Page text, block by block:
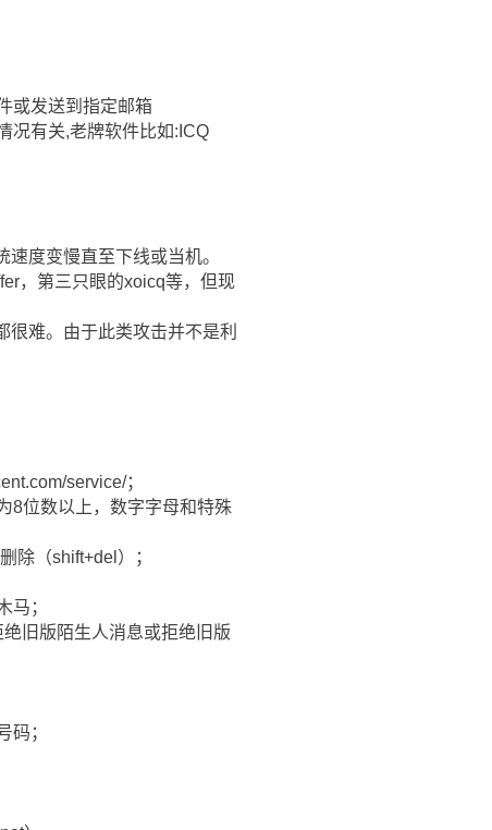
或发送到指定邮箱
况有关,老牌软件比如:ICQ
度变慢直至下线或当机。
，第三只眼的xoicq等，但现
难。由于此类攻击并不是利
service/；
8位数以上，数字字母和特殊
除（shift+del）；
马；
旧版陌生人消息或拒绝旧版
码；